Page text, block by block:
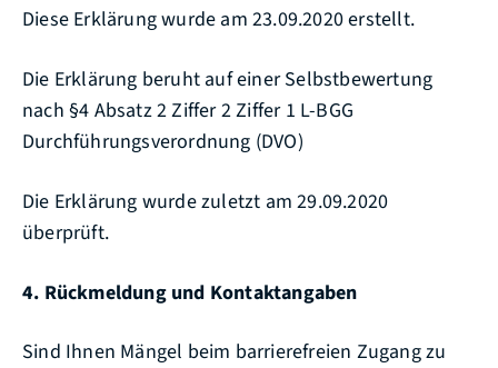
Diese Erklärung wurde am 23.09.2020 erstellt.
Die Erklärung beruht auf einer Selbstbewertung
nach §4 Absatz 2 Ziffer 2 Ziffer 1 L-BGG
Durchführungsverordnung (DVO)
Die Erklärung wurde zuletzt am 29.09.2020
überprüft.
4. Rückmeldung und Kontaktangaben
Sind Ihnen Mängel beim barrierefreien Zugang zu